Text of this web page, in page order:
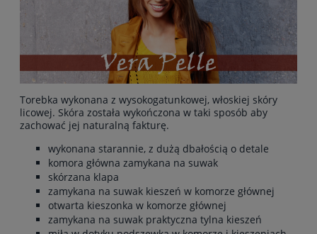
Torebka wykonana z wysokogatunkowej, włoskiej skóry
licowej. Skóra została wykończona w taki sposób aby
zachować jej naturalną fakturę.
wykonana starannie, z dużą dbałością o detale
komora główna zamykana na suwak
skórzana klapa
zamykana na suwak kieszeń w komorze głównej
otwarta kieszonka w komorze głównej
zamykana na suwak praktyczna tylna kieszeń